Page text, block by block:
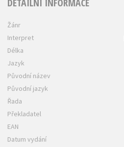
Žánr
Interpret
Délka
Jazyk
Původní název
Původní jazyk
Řada
Překladatel
EAN
Datum vydání